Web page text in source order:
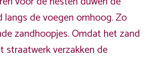
langs de voegen omhoog. Zo
zandhoopjes. Omdat het zand
straatwerk verzakken de